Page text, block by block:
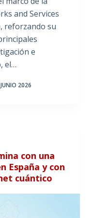
and Services
reforzando su
e
el…
2026
con una
España y con
cuántico